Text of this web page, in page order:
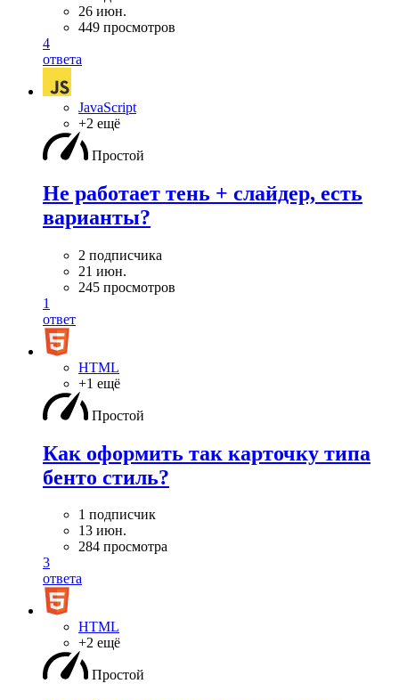
26 июн.
449 просмотров
4
ответа
JavaScript
+2 ещё
Простой
Не работает тень + слайдер, есть
варианты?
2 подписчика
21 июн.
245 просмотров
1
ответ
HTML
+1 ещё
Простой
Как оформить так карточку типа
бенто стиль?
1 подписчик
13 июн.
284 просмотра
3
ответа
HTML
+2 ещё
Простой